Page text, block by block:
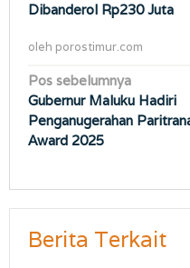
Dibanderol Rp230 Juta
oleh porostimur.com
Navigasi
pos
Pos sebelumnya
Gubernur Maluku Hadiri
Penganugerahan
Award 2025
Berita Terkait